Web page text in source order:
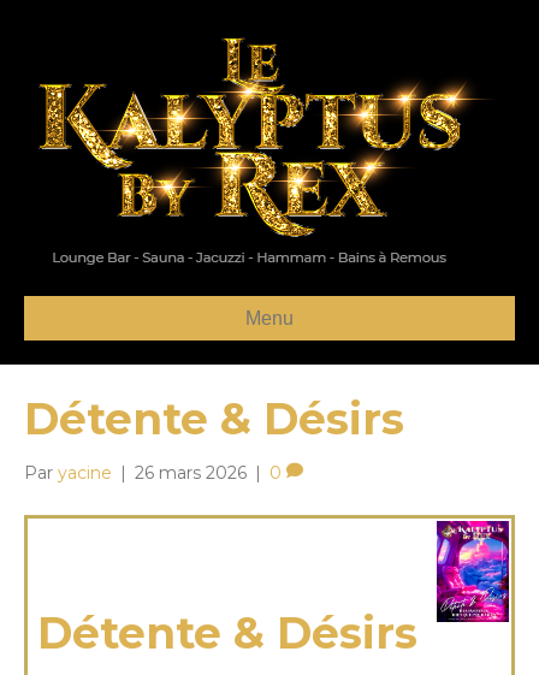
Menu
Détente & Désirs
Par yacine | 26 mars 2026 | 0
Détente & Désirs